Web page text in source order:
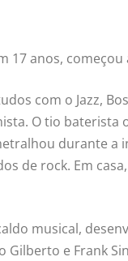
17 anos,
com o Jazz,
O tio baterista
durante a
de rock. Em
musical,
Gilberto e Frank